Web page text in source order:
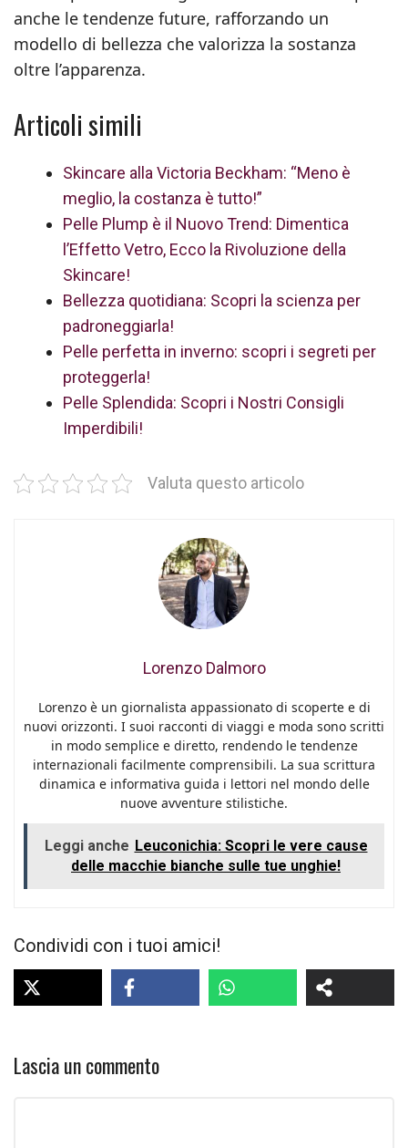
anche le tendenze future, rafforzando un
modello di bellezza che valorizza la sostanza
oltre l’apparenza.
Articoli simili
Skincare alla Victoria Beckham: “Meno è
meglio, la costanza è tutto!”
Pelle Plump è il Nuovo Trend: Dimentica
l’Effetto Vetro, Ecco la Rivoluzione della
Skincare!
Bellezza quotidiana: Scopri la scienza per
padroneggiarla!
Pelle perfetta in inverno: scopri i segreti per
proteggerla!
Pelle Splendida: Scopri i Nostri Consigli
Imperdibili!
Valuta questo articolo
Lorenzo Dalmoro
Lorenzo è un giornalista appassionato di scoperte e di
nuovi orizzonti. I suoi racconti di viaggi e moda sono scritti
in modo semplice e diretto, rendendo le tendenze
internazionali facilmente comprensibili. La sua scrittura
dinamica e informativa guida i lettori nel mondo delle
nuove avventure stilistiche.
Leggi anche Leuconichia: Scopri le vere cause
delle macchie bianche sulle tue unghie!
Condividi con i tuoi amici!
Lascia un commento